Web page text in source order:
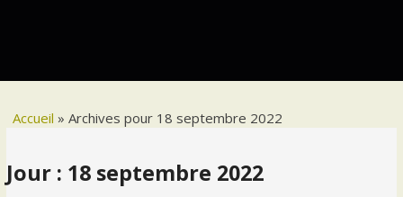
Accueil »Archives pour 18 septembre 2022
Jour : 18 septembre 2022